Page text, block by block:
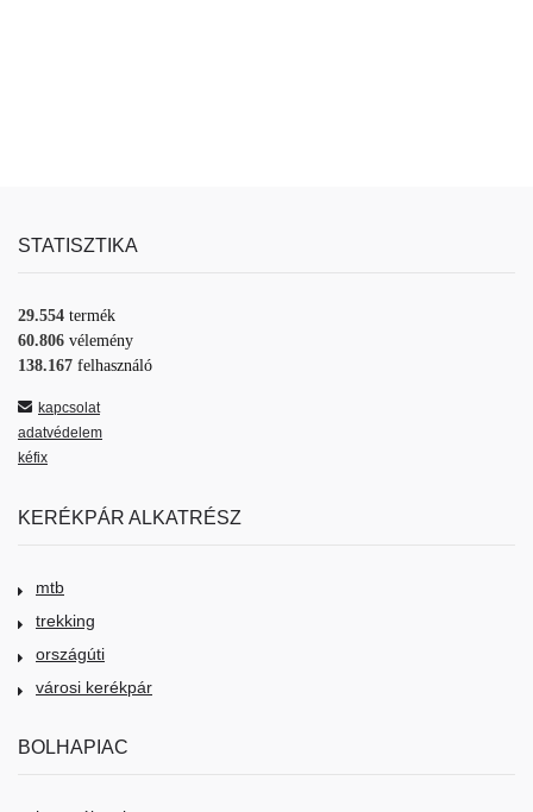
STATISZTIKA
29.554 termék
60.806 vélemény
138.167 felhasználó
kapcsolat
adatvédelem
kéfix
KERÉKPÁR ALKATRÉSZ
mtb
trekking
országúti
városi kerékpár
BOLHAPIAC